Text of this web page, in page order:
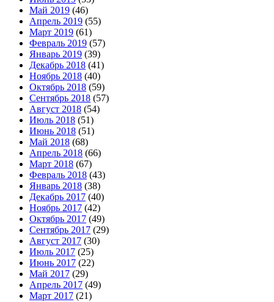
Май 2019 (46)
Апрель 2019 (55)
Март 2019 (61)
Февраль 2019 (57)
Январь 2019 (39)
Декабрь 2018 (41)
Ноябрь 2018 (40)
Октябрь 2018 (59)
Сентябрь 2018 (57)
Август 2018 (54)
Июль 2018 (51)
Июнь 2018 (51)
Май 2018 (68)
Апрель 2018 (66)
Март 2018 (67)
Февраль 2018 (43)
Январь 2018 (38)
Декабрь 2017 (40)
Ноябрь 2017 (42)
Октябрь 2017 (49)
Сентябрь 2017 (29)
Август 2017 (30)
Июль 2017 (25)
Июнь 2017 (22)
Май 2017 (29)
Апрель 2017 (49)
Март 2017 (21)